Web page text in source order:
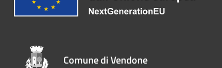
Comune di Vendone